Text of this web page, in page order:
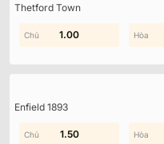
Thetford Town
1.80
1.00
Enfield 1893
2.00
1.50